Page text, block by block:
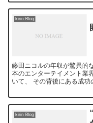
kirin Blog
藤田ニコルの年収が驚異的
本のエンターテイメント業
いて、 その背後にある成
kirin Blog